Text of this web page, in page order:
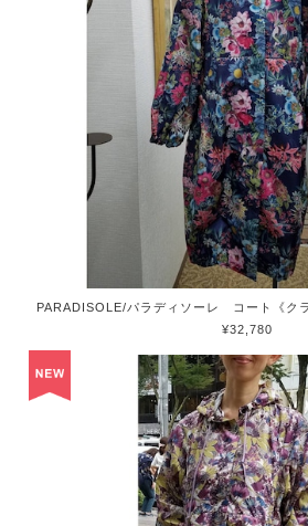
PARADISOLE/パラディソーレ コート《ク
¥32,780